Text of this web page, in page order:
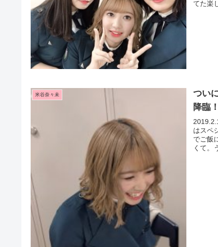
てた楽
米谷奈々未
つい
降臨
はスペ
でご飯
くて。